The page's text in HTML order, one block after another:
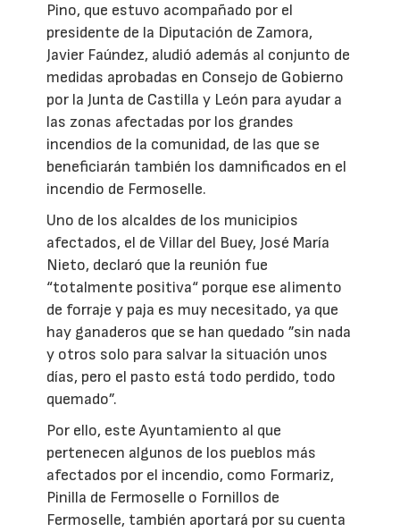
Pino, que estuvo acompañado por el
presidente de la Diputación de Zamora,
Javier Faúndez, aludió además al conjunto de
medidas aprobadas en Consejo de Gobierno
por la Junta de Castilla y León para ayudar a
las zonas afectadas por los grandes
incendios de la comunidad, de las que se
beneficiarán también los damnificados en el
incendio de Fermoselle.
Uno de los alcaldes de los municipios
afectados, el de Villar del Buey, José María
Nieto, declaró que la reunión fue
“totalmente positiva“ porque ese alimento
de forraje y paja es muy necesitado, ya que
hay ganaderos que se han quedado ”sin nada
y otros solo para salvar la situación unos
días, pero el pasto está todo perdido, todo
quemado”.
Por ello, este Ayuntamiento al que
pertenecen algunos de los pueblos más
afectados por el incendio, como Formariz,
Pinilla de Fermoselle o Fornillos de
Fermoselle, también aportará por su cuenta